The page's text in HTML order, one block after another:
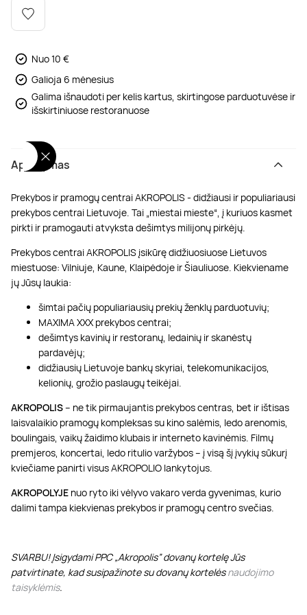
Nuo 10 €
Galioja 6 mėnesius
Galima išnaudoti per kelis kartus, skirtingose parduotuvėse ir
išskirtiniuose restoranuose
Aprašymas
Prekybos ir pramogų centrai AKROPOLIS - didžiausi ir populiariausi
prekybos centrai Lietuvoje. Tai „miestai mieste“, į kuriuos kasmet
pirkti ir pramogauti atvyksta dešimtys milijonų pirkėjų.
Prekybos centrai AKROPOLIS įsikūrę didžiuosiuose Lietuvos
miestuose: Vilniuje, Kaune, Klaipėdoje ir Šiauliuose. Kiekviename
jų Jūsų laukia:
šimtai pačių populiariausių prekių ženklų parduotuvių;
MAXIMA XXX prekybos centrai;
dešimtys kavinių ir restoranų, ledainių ir skanėstų
pardavėjų;
didžiausių Lietuvoje bankų skyriai, telekomunikacijos,
kelionių, grožio paslaugų teikėjai.
AKROPOLIS– ne tik pirmaujantis prekybos centras, bet ir ištisas
laisvalaikio pramogų kompleksas su kino salėmis, ledo arenomis,
boulingais, vaikų žaidimo klubais ir interneto kavinėmis. Filmų
premjeros, koncertai, ledo ritulio varžybos – į visą šį įvykių sūkurį
kviečiame panirti visus AKROPOLIO lankytojus.
AKROPOLYJE nuo ryto iki vėlyvo vakaro verda gyvenimas, kurio
dalimi tampa kiekvienas prekybos ir pramogų centro svečias.
SVARBU! Įsigydami PPC „Akropolis” dovanų kortelę Jūs
patvirtinate, kad susipažinote su dovanų kortelėsnaudojimo
taisyklėmis.